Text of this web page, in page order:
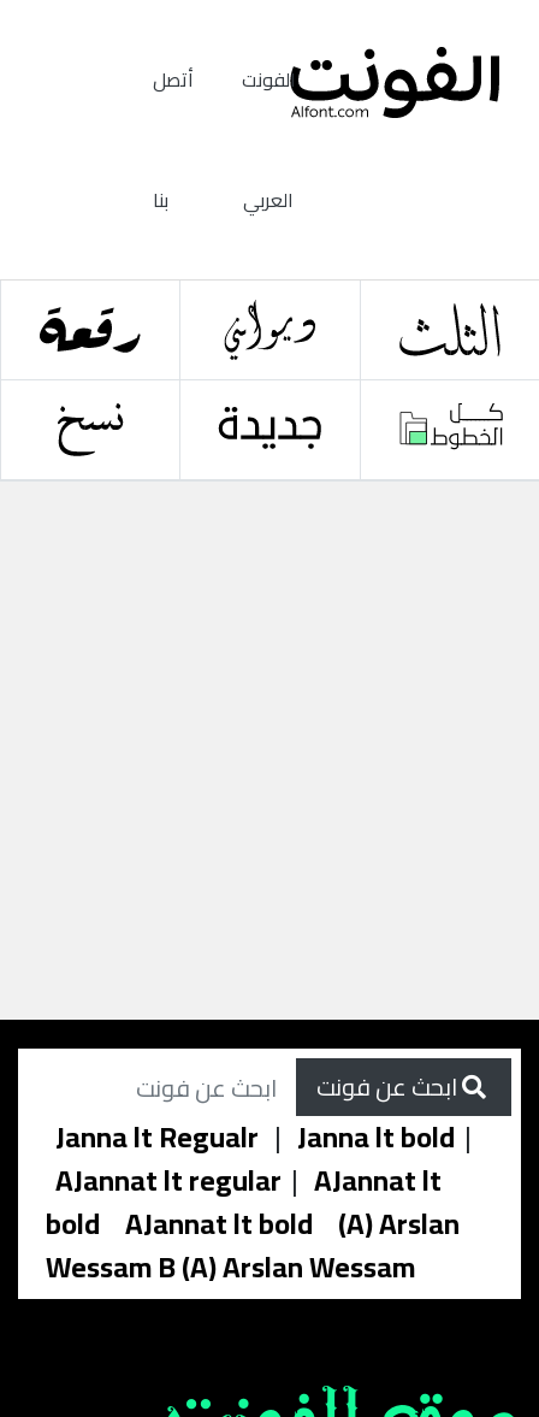
الفونت
العربي
أتصل
بنا
Janna lt Regualr | Janna lt bold |
AJannat lt regular | AJannat lt
bold AJannat lt bold (A) Arslan
Wessam B (A) Arslan Wessam